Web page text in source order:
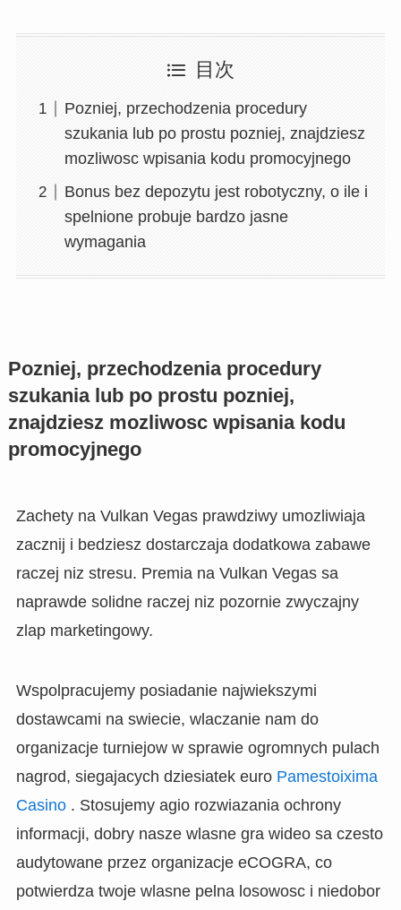
目次
Pozniej, przechodzenia procedury
szukania lub po prostu pozniej, znajdziesz
mozliwosc wpisania kodu promocyjnego
Bonus bez depozytu jest robotyczny, o ile i
spelnione probuje bardzo jasne
wymagania
Pozniej, przechodzenia procedury
szukania lub po prostu pozniej,
znajdziesz mozliwosc wpisania kodu
promocyjnego
Zachety na Vulkan Vegas prawdziwy umozliwiaja
zacznij i bedziesz dostarczaja dodatkowa zabawe
raczej niz stresu. Premia na Vulkan Vegas sa
naprawde solidne raczej niz pozornie zwyczajny
zlap marketingowy.
Wspolpracujemy posiadanie najwiekszymi
dostawcami na swiecie, wlaczanie nam do
organizacje turniejow w sprawie ogromnych pulach
nagrod, siegajacych dziesiatek euro Pamestoixima
Casino. Stosujemy agio rozwiazania ochrony
informacji, dobry nasze wlasne gra wideo sa czesto
audytowane przez organizacje eCOGRA, co
potwierdza twoje wlasne pelna losowosc i niedobor